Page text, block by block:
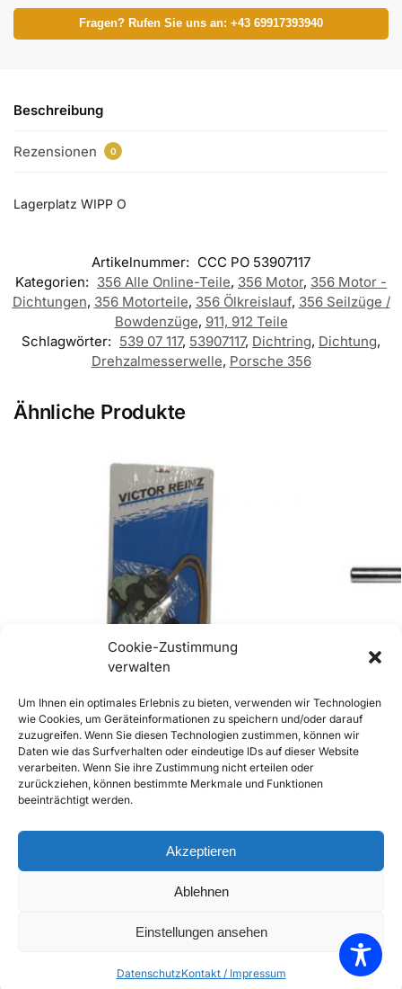
Cookie-Zustimmung
verwalten
Um Ihnen ein optimales Erlebnis zu bieten, verwenden wir Technologien
wie Cookies, um Geräteinformationen zu speichern und/oder darauf
zuzugreifen. Wenn Sie diesen Technologien zustimmen, können wir
Daten wie das Surfverhalten oder eindeutige IDs auf dieser Website
verarbeiten. Wenn Sie ihre Zustimmung nicht erteilen oder
zurückziehen, können bestimmte Merkmale und Funktionen
beeinträchtigt werden.
Akzeptieren
Ablehnen
Einstellungen ansehen
DatenschutzKontakt / Impressum
Fragen? Rufen Sie uns an: +43 69917393940
Beschreibung
Rezensionen 0
Lagerplatz WIPP O
Artikelnummer: CCC PO 53907117
Kategorien: 356 Alle Online-Teile, 356 Motor, 356 Motor -
Dichtungen, 356 Motorteile, 356 Ölkreislauf, 356 Seilzüge /
Bowdenzüge, 911, 912 Teile
Schlagwörter: 539 07 117, 53907117, Dichtring, Dichtung,
Drehzalmesserwelle, Porsche 356
Ähnliche Produkte
356 Zylinderkopf – Dichtsatz
€89,90 inkl. Mwst
Enthält 20% Mwst
In den Warenkorb
Add to Wishlist
Stössel für
Lieferzeit: